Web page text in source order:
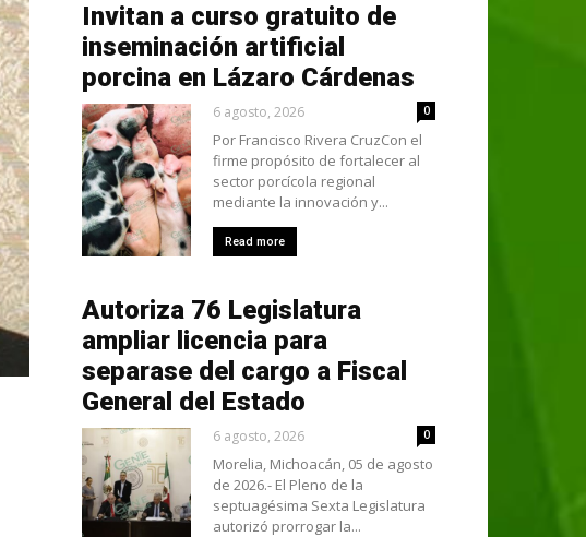
Invitan a curso gratuito de
inseminación artificial
porcina en Lázaro Cárdenas
6 agosto, 2026 0
Por Francisco Rivera CruzCon el
firme propósito de fortalecer al
sector porcícola regional
mediante la innovación y...
Read more
Autoriza 76 Legislatura
ampliar licencia para
separase del cargo a Fiscal
General del Estado
6 agosto, 2026 0
Morelia, Michoacán, 05 de agosto
de 2026.- El Pleno de la
septuagésima Sexta Legislatura
autorizó prorrogar la...